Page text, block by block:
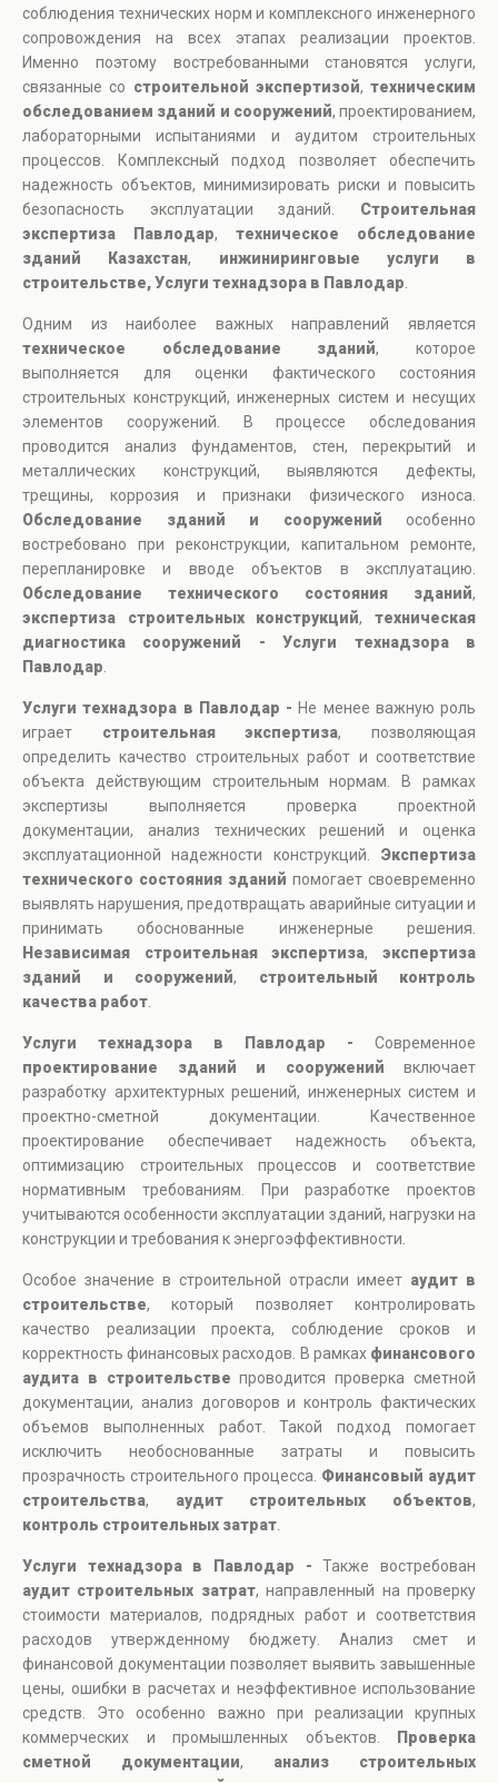
соблюдения технических норм и комплексного инженерного
сопровождения на всех этапах реализации проектов.
Именно поэтому востребованными становятся услуги,
связанные со строительной экспертизой, техническим
обследованием зданий и сооружений, проектированием,
лабораторными испытаниями и аудитом строительных
процессов. Комплексный подход позволяет обеспечить
надежность объектов, минимизировать риски и повысить
безопасность эксплуатации зданий. Строительная
экспертиза Павлодар, техническое обследование
зданий Казахстан, инжиниринговые услуги в
строительстве, Услуги технадзора в Павлодар
Одним из наиболее важных направлений является
техническое обследование зданий, которое
выполняется для оценки фактического состояния
строительных конструкций, инженерных систем и несущих
элементов сооружений. В процессе обследования
проводится анализ фундаментов, стен, перекрытий и
металлических конструкций, выявляются дефекты,
трещины, коррозия и признаки физического износа.
Обследование зданий и сооружений особенно
востребовано при реконструкции, капитальном ремонте,
перепланировке и вводе объектов в эксплуатацию.
Обследование технического состояния зданий,
экспертиза строительных конструкций,техническая
диагностика сооружений - Услуги технадзора в
Павлодар
Услуги технадзора в Павлодар - Не менее важную роль
играет строительная экспертиза, позволяющая
определить качество строительных работ и соответствие
объекта действующим строительным нормам. В рамках
экспертизы выполняется проверка проектной
документации, анализ технических решений и оценка
эксплуатационной надежности конструкций. Экспертиза
технического состояния зданий помогает своевременно
выявлять нарушения, предотвращать аварийные ситуации и
принимать обоснованные инженерные решения.
Независимая строительная экспертиза,экспертиза
зданий и сооружений, строительный контроль
качества работ
Услуги технадзора в Павлодар - Современное
проектирование зданий и сооружений включает
разработку архитектурных решений, инженерных систем и
проектно-сметной документации. Качественное
проектирование обеспечивает надежность объекта,
оптимизацию строительных процессов и соответствие
нормативным требованиям. При разработке проектов
учитываются особенности эксплуатации зданий, нагрузки на
конструкции и требования к энергоэффективности.
Особое значение в строительной отрасли имеет аудит в
строительстве, который позволяет контролировать
качество реализации проекта, соблюдение сроков и
корректность финансовых расходов. В рамках финансового
аудита в строительстве проводится проверка сметной
документации, анализ договоров и контроль фактических
объемов выполненных работ. Такой подход помогает
исключить необоснованные затраты и повысить
прозрачность строительного процесса. Финансовый аудит
строительства, аудит строительных объектов,
контроль строительных затрат
Услуги технадзора в Павлодар -Также востребован
аудит строительных затрат, направленный на проверку
стоимости материалов, подрядных работ и соответствия
расходов утвержденному бюджету. Анализ смет и
финансовой документации позволяет выявить завышенные
цены, ошибки в расчетах и неэффективное использование
средств. Это особенно важно при реализации крупных
коммерческих и промышленных объектов.
Проверка
сметной документации, анализ строительных